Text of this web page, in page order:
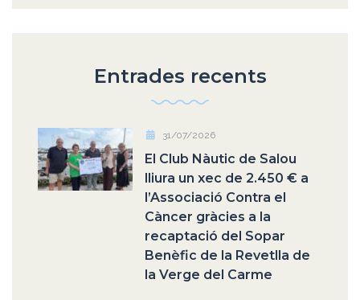
Entrades recents
31/07/2026
El Club Nàutic de Salou
lliura un xec de 2.450 € a
l’Associació Contra el
Càncer gràcies a la
recaptació del Sopar
Benèfic de la Revetlla de
la Verge del Carme